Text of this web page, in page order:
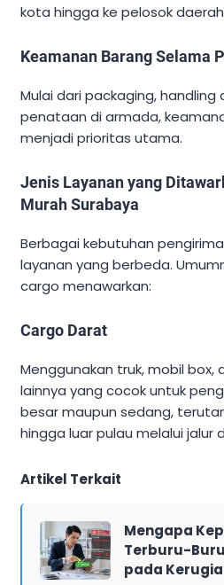
kota hingga ke pelosok
Keamanan Barang Selama
Mulai dari packaging, handling
penataan di armada,
menjadi prioritas utama.
Jenis Layanan yang
Murah Surabaya
Berbagai kebutuhan
layanan yang berbeda.
cargo menawarkan:
Cargo Darat
Menggunakan truk, mobil
lainnya yang cocok untuk
besar maupun sedang,
hingga luar pulau melalui jalur
Artikel Terkait
Mengapa
Terburu-
pada